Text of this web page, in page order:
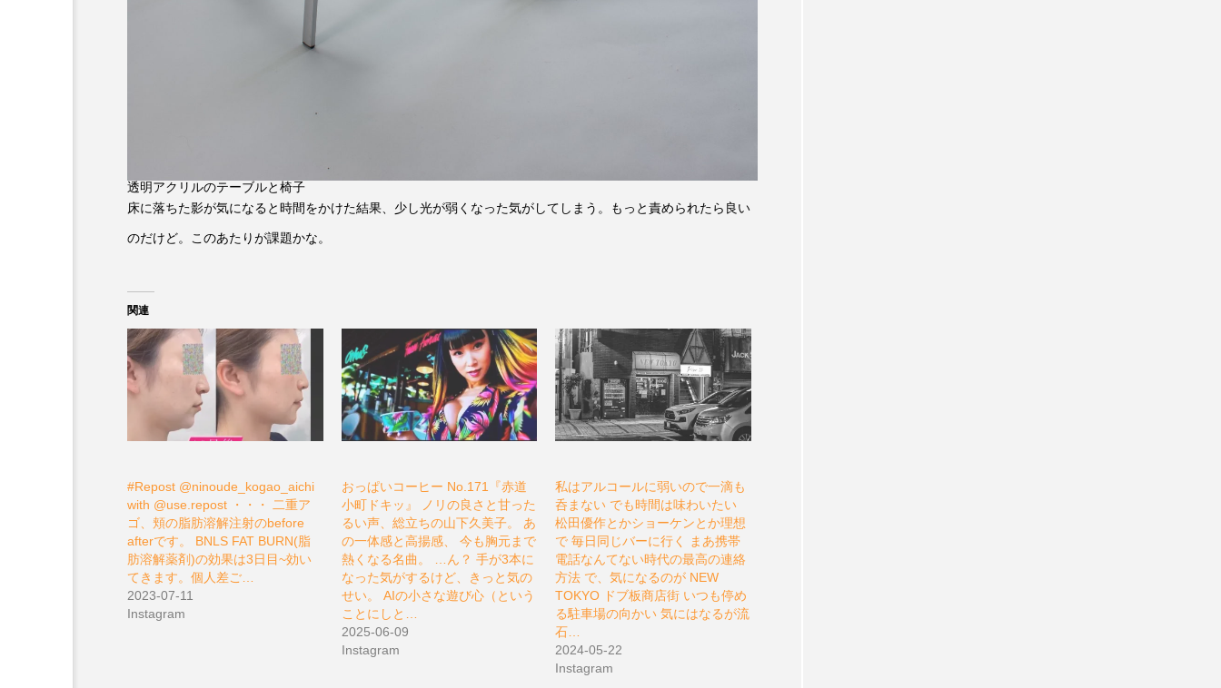
透明アクリルのテーブルと椅子
床に落ちた影が気になると時間をかけた結果、少し光が弱くなった気がしてしまう。もっと責められたら良い
のだけど。このあたりが課題かな。
関連
#Repost @ninoude_kogao_aichi
with @use.repost ・・・ 二重ア
ゴ、頬の脂肪溶解注射のbefore
afterです。 BNLS FAT BURN(脂
肪溶解薬剤)の効果は3日目~効い
てきます。個人差ご…
2023-07-11
Instagram
おっぱいコーヒー No.171『赤道
小町ドキッ』 ノリの良さと甘った
るい声、総立ちの山下久美子。 あ
の一体感と高揚感、 今も胸元まで
熱くなる名曲。 …ん？ 手が3本に
なった気がするけど、きっと気の
せい。 AIの小さな遊び心（という
ことにしと…
2025-06-09
Instagram
私はアルコールに弱いので一滴も
呑まない でも時間は味わいたい
松田優作とかショーケンとか理想
で 毎日同じバーに行く まあ携帯
電話なんてない時代の最高の連絡
方法 で、気になるのが NEW
TOKYO ドブ板商店街 いつも停め
る駐車場の向かい 気にはなるが流
石…
2024-05-22
Instagram